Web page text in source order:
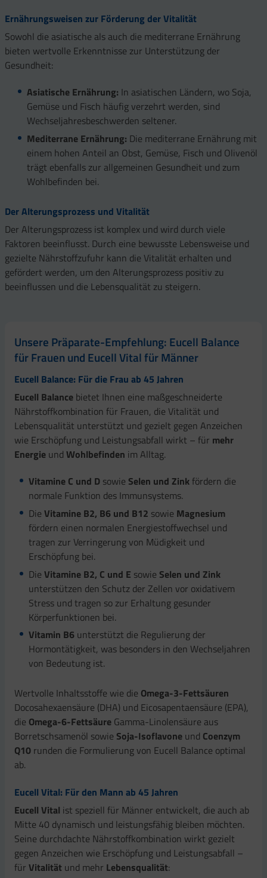
Ernährungsweisen zur Förderung der Vitalität
Sowohl die asiatische als auch die mediterrane Ernährung
bieten wertvolle Erkenntnisse zur Unterstützung der
Gesundheit:
Asiatische Ernährung: In asiatischen Ländern, wo Soja,
Gemüse und Fisch häufig verzehrt werden, sind
Wechseljahresbeschwerden seltener.
Mediterrane Ernährung: Die mediterrane Ernährung mit
einem hohen Anteil an Obst, Gemüse, Fisch und Olivenöl
trägt ebenfalls zur allgemeinen Gesundheit und zum
Wohlbefinden bei.
Der Alterungsprozess und Vitalität
Der Alterungsprozess ist komplex und wird durch viele
Faktoren beeinflusst. Durch eine bewusste Lebensweise und
gezielte Nährstoffzufuhr kann die Vitalität erhalten und
gefördert werden, um den Alterungsprozess positiv zu
beeinflussen und die Lebensqualität zu steigern.
Unsere Präparate-Empfehlung: Eucell Balance
für Frauen und Eucell Vital für Männer
Eucell Balance: Für die Frau ab 45 Jahren
Eucell Balance bietet Ihnen eine maßgeschneiderte
Nährstoffkombination für Frauen, die Vitalität und
Lebensqualität unterstützt und gezielt gegen Anzeichen
wie Erschöpfung und Leistungsabfall wirkt – für mehr
Energie und Wohlbefinden im Alltag.
Vitamine C und D sowie Selen und Zinkfördern die
normale Funktion des Immunsystems.
Die Vitamine B2, B6 und B12 sowie Magnesium
fördern einen normalen Energiestoffwechsel und
tragen zur Verringerung von Müdigkeit und
Erschöpfung bei.
Die Vitamine B2, C und E sowie Selen und Zink
unterstützen den Schutz der Zellen vor oxidativem
Stress und tragen so zur Erhaltung gesunder
Körperfunktionen bei.
Vitamin B6 unterstützt die Regulierung der
Hormontätigkeit, was besonders in den Wechseljahren
von Bedeutung ist.
Wertvolle Inhaltsstoffe wie die Omega-3-Fettsäuren
Docosahexaensäure (DHA) und Eicosapentaensäure (EPA),
die Omega-6-Fettsäure Gamma-Linolensäure aus
Borretschsamenöl sowie Soja-Isoflavone und Coenzym
Q10 runden die Formulierung von Eucell Balance optimal
ab.
Eucell Vital: Für den Mann ab 45 Jahren
Eucell Vital ist speziell für Männer entwickelt, die auch ab
Mitte 40 dynamisch und leistungsfähig bleiben möchten.
Seine durchdachte Nährstoffkombination wirkt gezielt
gegen Anzeichen wie Erschöpfung und Leistungsabfall –
für Vitalität und mehr Lebensqualität: